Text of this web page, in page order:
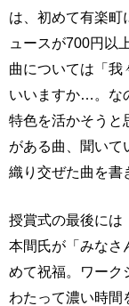
は、初めて有楽町
ュースが700円以
曲については「我
いいますか…。な
特色を活かそうと
がある曲、聞いて
織り交ぜた曲を書
授賞式の最後には
本間氏が「みなさ
めて祝福。ワーク
わたって濃い時間